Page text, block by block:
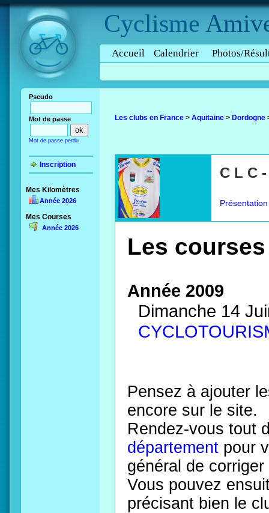
Cyclisme
Accueil Calendrier Photos/
Pseudo
Mot de passe
Mot de passe perdu
Inscription
Mes Kilomètres
Année 2026
Mes Courses
Année 2026
Les clubs en France > Aquitaine > Dordogne
C L C
Présentation
Les
Année 2009
Dimanche 14
Pensez à ajouter
encore sur le site.
Rendez-vous tout
département pour
général de
Vous pouvez
précisant bien le